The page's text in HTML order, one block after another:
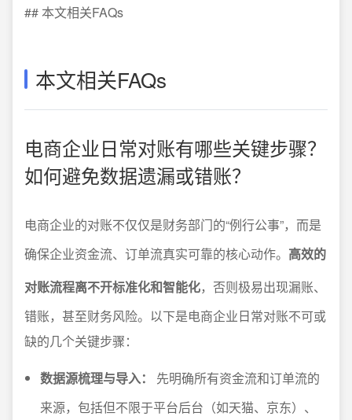
## 本文相关FAQs
本文相关FAQs
电商企业日常对账有哪些关键步骤？
如何避免数据遗漏或错账？
电商企业的对账不仅仅是财务部门的“例行公事”，而是
确保企业资金流、订单流真实可靠的核心动作。 高效的
对账流程离不开标准化和智能化，否则极易出现漏账、
错账，甚至财务风险。以下是电商企业日常对账不可或
缺的几个关键步骤：
数据源梳理与导入：
先明确所有资金流和订单流的
来源，包括但不限于平台后台（如天猫、京东）、